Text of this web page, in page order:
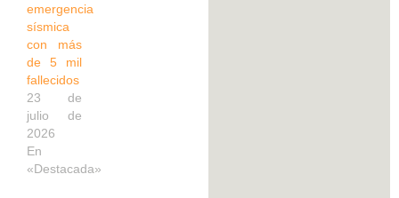
emergencia
sísmica
con más
de 5 mil
fallecidos
23 de
julio de
2026
En
«Destacada»